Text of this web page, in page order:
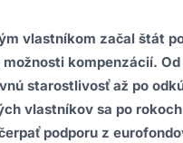
vlastníkom začal štát
kompenzácií.
starostlivosť až po
vlastníkov sa po
podporu z